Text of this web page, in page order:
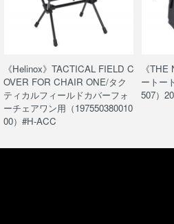
《Helinox》TACTICAL FIELD C
OVER FOR CHAIR ONE/タク
ティカルフィールドカバーフォ
ーチェアワン用（197550380010
00）#H-ACC
《
ートー
507）